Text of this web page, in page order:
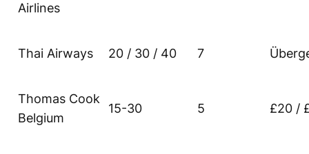
Airlines
Thai Airways 20 / 30 / 40 7
Thomas Cook
Belgium
15-30 5 £20 /